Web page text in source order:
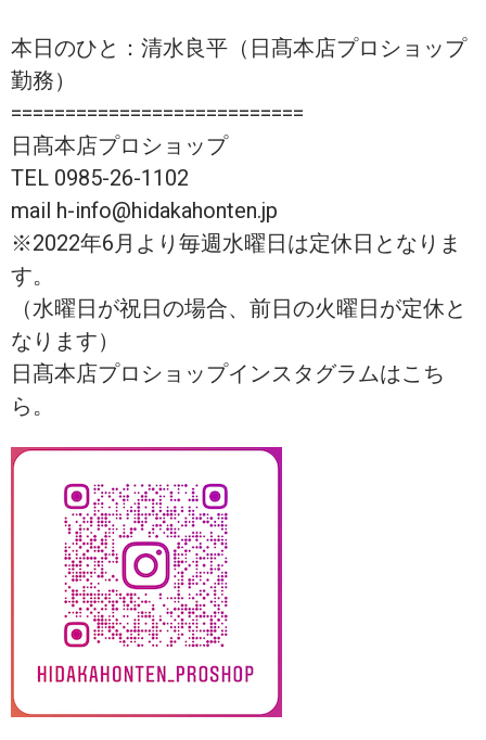
本日のひと：清水良平（日髙本店プロショップ
勤務）
===========================
日髙本店プロショップ
TEL 0985-26-1102
mail h-info@hidakahonten.jp
※2022年6月より毎週水曜日は定休日となりま
す。
（水曜日が祝日の場合、前日の火曜日が定休と
なります）
日髙本店プロショップインスタグラムはこち
ら。